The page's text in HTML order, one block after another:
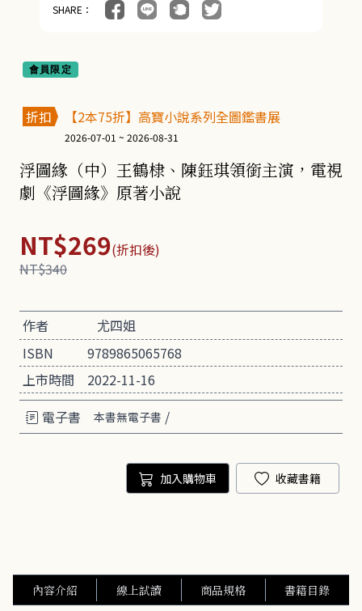
SHARE：
會員限定
折扣 【2本75折】高寶小說系列全圖鑑書展
2026-07-01 ~ 2026-08-31
浮圖緣（中）王鶴棣、陳鈺琪領銜主演，電視
劇《浮圖緣》原著小說
NT$269(折扣後)
NT$340
作者
尤四姐
ISBN
9789865065768
上市時間
2022-11-16
電子書
本書無電子書 /
加入購物車 收藏書籍
內容介紹 線上試讀 商品規格 書籍目錄